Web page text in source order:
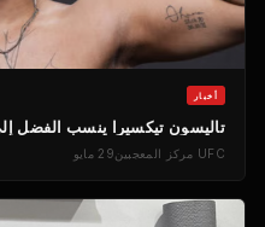
أخبار
تاليسون تيكسيرا ينسب الفضل
UFC مركز المعجبين29 مايو